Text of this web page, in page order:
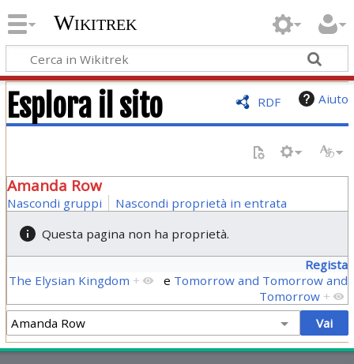
Wikitrek
RDF Aiuto
Esplora il sito
Amanda Row
Nascondi gruppi
Nascondi proprietà in entrata
Questa pagina non ha proprietà.
Regista
The Elysian Kingdom + e Tomorrow and Tomorrow and
Tomorrow +